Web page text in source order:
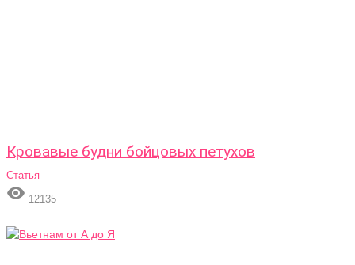
Кровавые будни бойцовых петухов
Статья
 12135